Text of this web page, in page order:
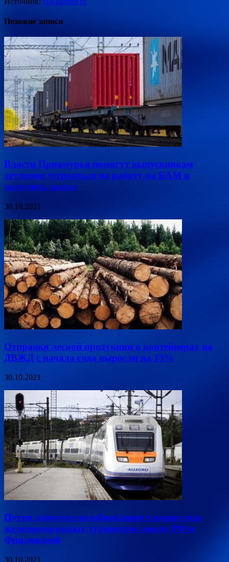
Похожие записи
Власти Приамурья помогут выпускникам
детдомов устроиться на работу на БАМ и
получить жилье
30.10.2021
Отправки лесной продукции в контейнерах на
ДВЖД с начала года выросли на 13%
30.10.2021
Путин допустил возобновление в конце года
железнодорожных турпоездок между РФ и
Финляндией
30.10.2021